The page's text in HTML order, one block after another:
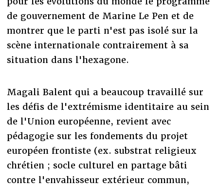
de gouvernement de Marine Le Pen et de
montrer que le parti n'est pas isolé sur la
scène internationale contrairement à sa
situation dans l'hexagone.
Magali Balent qui a beaucoup travaillé sur
les défis de l'extrémisme identitaire au sein
de l'Union européenne, revient avec
pédagogie sur les fondements du projet
européen frontiste (ex. substrat religieux
chrétien ; socle culturel en partage bâti
contre l'envahisseur extérieur commun,